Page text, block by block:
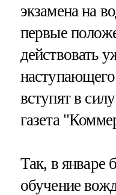
экзамена на
первые
действовать
вступят в
газета
Так, в январе
обучение